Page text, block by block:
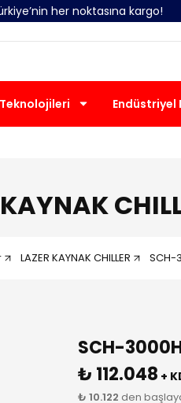
her noktasına kargo!
LAZER KAYNAK CHILLER SCH-
SCH-
₺ 112.048 +
₺ 10.122 den